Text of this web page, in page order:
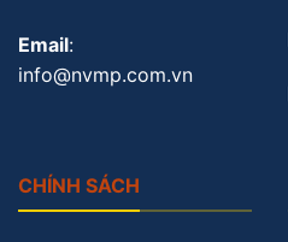
Email:
info@nvmp.com.vn
CHÍNH SÁCH